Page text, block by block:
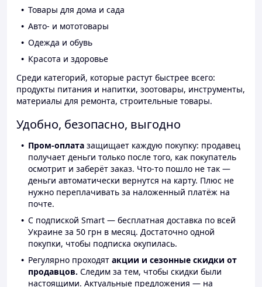
Товары для дома и сада
Авто- и мототовары
Одежда и обувь
Красота и здоровье
Среди категорий, которые растут быстрее всего:
продукты питания и напитки, зоотовары, инструменты,
материалы для ремонта, строительные товары.
Удобно, безопасно, выгодно
Пром-оплата защищает каждую покупку: продавец
получает деньги только после того, как покупатель
осмотрит и заберёт заказ. Что-то пошло не так —
деньги автоматически вернутся на карту. Плюс не
нужно переплачивать за наложенный платёж на
почте.
С подпиской Smart — бесплатная доставка по всей
Украине за 50 грн в месяц. Достаточно одной
покупки, чтобы подписка окупилась.
Регулярно проходят акции и сезонные скидки от
продавцов. Следим за тем, чтобы скидки были
настоящими. Актуальные предложения — на